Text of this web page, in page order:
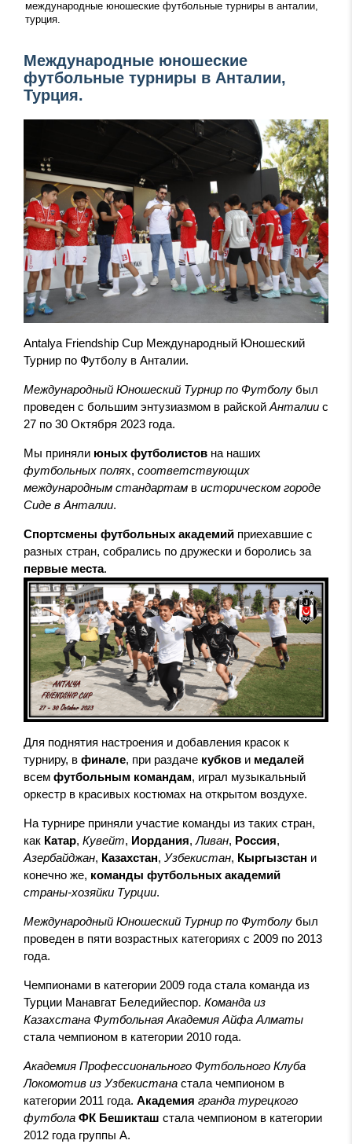
международные юношеские футбольные турниры в анталии,
турция.
Международные юношеские
футбольные турниры в Анталии,
Турция.
Antalya Friendship Cup Международный Юношеский
Турнир по Футболу в Анталии.
Международный Юношеский Турнир по Футболу был
проведен c большим энтузиазмом в райской Анталии с
27 по 30 Октября 2023 года.
Мы приняли юных футболистов на наших
футбольных полях, соответствующих
международным стандартам в историческом городе
Сиде в Анталии.
Спортсмены футбольных академий приехавшие с
разных стран, собрались по дружески и боролись за
первые места.
Для поднятия настроения и добавления красок к
турниру, в финале, при раздаче кубков и медалей
всем футбольным командам, играл музыкальный
оркестр в красивых костюмах на открытом воздухе.
На турнире приняли участие команды из таких стран,
как Катар, Кувейт, Иордания,Ливан, Россия,
Азербайджан, Казахстан, Узбекистан, Кыргызстан и
конечно же, команды футбольных академий
страны-хозяйки Турции.
Международный Юношеский Турнир по Футболу был
проведен в пяти возрастных категориях с 2009 по 2013
года.
Чемпионами в категории 2009 года стала команда из
Турции Манавгат Беледийеспор. Команда из
Казахстана Футбольная Академия Айфа Алматы
стала чемпионом в категории 2010 года.
Академия Профессионального Футбольного Клуба
Локомотив из Узбекистана стала чемпионом в
категории 2011 года. Академия гранда турецкого
футбола ФК Бешикташ стала чемпионом в категории
2012 года группы А.